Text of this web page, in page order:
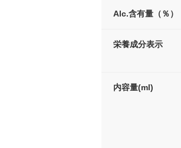
Alc.含有量（％）
栄養成分表示
内容量(ml)